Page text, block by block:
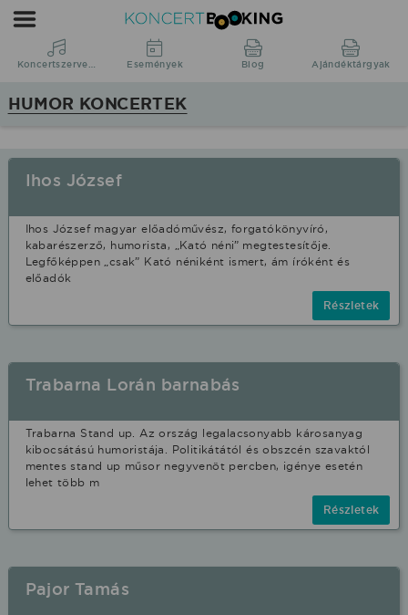
Koncertbooking
Koncertszervezés
Koncertek
fellépések
Humor
stílusban.
Koncertszervezés Események Blog Ajándéktárgyak
HUMOR KONCERTEK
Ihos József
Ihos József magyar előadóművész, forgatókönyvíró,
kabarészerző, humorista, „Kató néni” megtestesítője.
Legfőképpen „csak” Kató néniként ismert, ám íróként és
előadók
Részletek
Trabarna Lorán barnabás
Trabarna Stand up. Az ország legalacsonyabb károsanyag
kibocsátású humoristája. Politikátától és obszcén szavaktól
mentes stand up műsor negyvenöt percben, igénye esetén
lehet több m
Részletek
Pajor Tamás